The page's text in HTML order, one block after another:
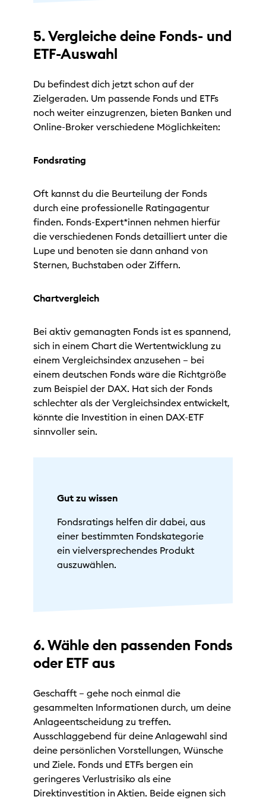
5. Vergleiche deine Fonds- und
ETF-Auswahl
Du befindest dich jetzt schon auf der
Zielgeraden. Um passende Fonds und ETFs
noch weiter einzugrenzen, bieten Banken und
Online-Broker verschiedene Möglichkeiten:
Fondsrating
Oft kannst du die Beurteilung der Fonds
durch eine professionelle Ratingagentur
finden. Fonds-Expert*innen nehmen hierfür
die verschiedenen Fonds detailliert unter die
Lupe und benoten sie dann anhand von
Sternen, Buchstaben oder Ziffern.
Chartvergleich
Bei aktiv gemanagten Fonds ist es spannend,
sich in einem Chart die Wertentwicklung zu
einem Vergleichsindex anzusehen – bei
einem deutschen Fonds wäre die Richtgröße
zum Beispiel der DAX. Hat sich der Fonds
schlechter als der Vergleichsindex entwickelt,
könnte die Investition in einen DAX-ETF
sinnvoller sein.
Gut zu wissen
Fondsratings helfen dir dabei, aus
einer bestimmten Fondskategorie
ein vielversprechendes Produkt
auszuwählen.
6. Wähle den passenden Fonds
oder ETF aus
Geschafft – gehe noch einmal die
gesammelten Informationen durch, um deine
Anlageentscheidung zu treffen.
Ausschlaggebend für deine Anlagewahl sind
deine persönlichen Vorstellungen, Wünsche
und Ziele. Fonds und ETFs bergen ein
geringeres Verlustrisiko als eine
Direktinvestition in Aktien. Beide eignen sich